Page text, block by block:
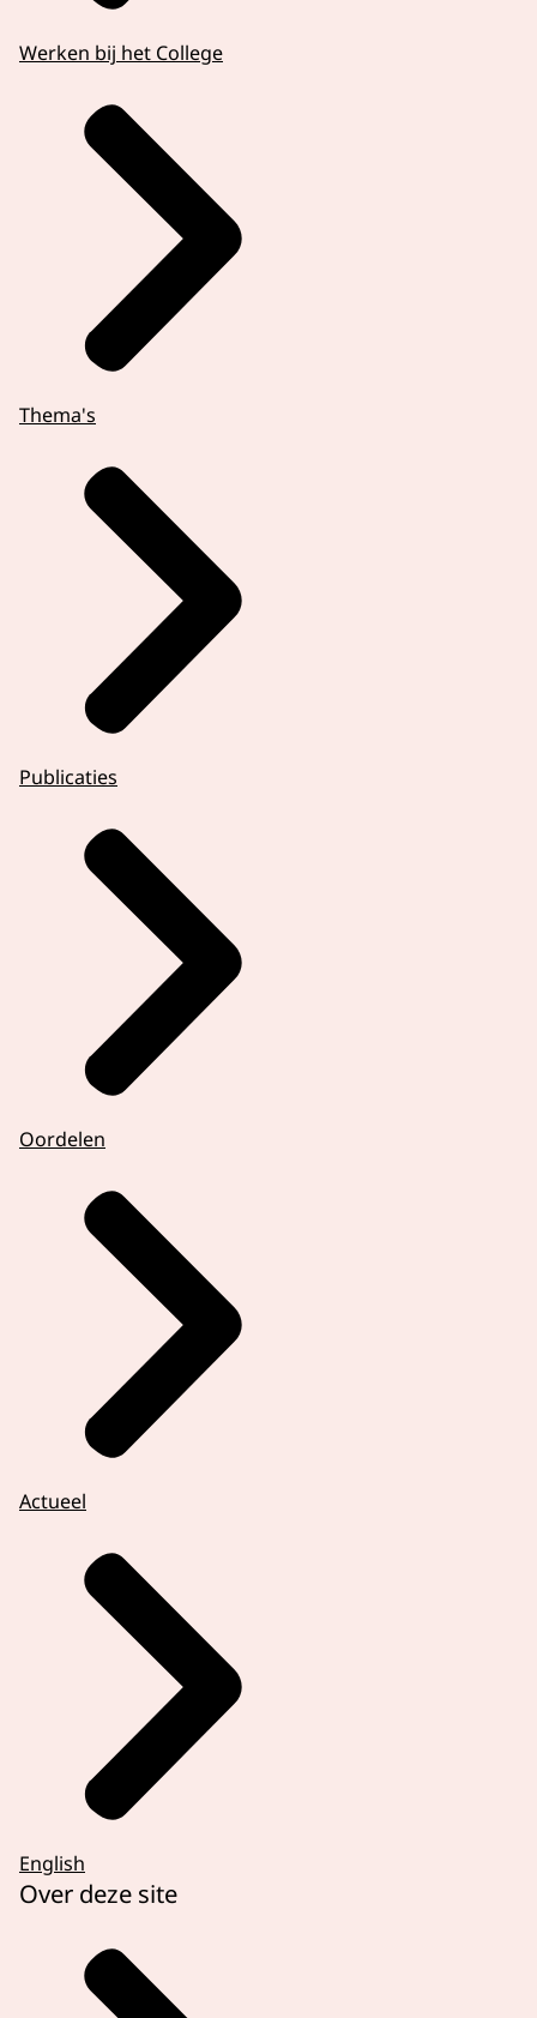
Werken bij het College
Thema's
Publicaties
Oordelen
Actueel
English
Over deze site